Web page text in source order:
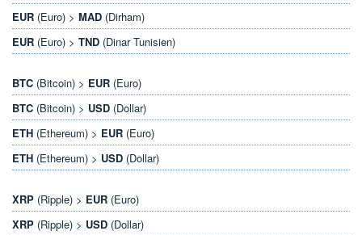
EUR (Euro) > MAD (Dirham)
EUR (Euro) > TND (Dinar Tunisien)
BTC (Bitcoin) > EUR (Euro)
BTC (Bitcoin) > USD (Dollar)
ETH (Ethereum) > EUR (Euro)
ETH (Ethereum) > USD (Dollar)
XRP (Ripple) > EUR (Euro)
XRP (Ripple) > USD (Dollar)